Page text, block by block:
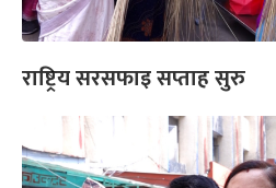
राष्ट्रिय सरसफाइ सप्ताह सुरु